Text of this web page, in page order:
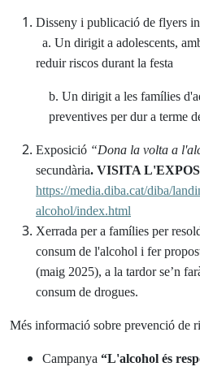
Disseny i publicació de flyers
a. Un dirigit a adolescents,
reduir riscos durant la festa
b. Un dirigit a les famílies
preventives per dur a terme
Exposició “Dona la volta a
secundària. VISITA
https://media.diba.cat/diba/
alcohol/index.html
Xerrada per a famílies per
consum de l'alcohol i fer
(maig 2025), a la tardor se’n
consum de drogues.
Més informació sobre prevenció de
Campanya “L'alcohol és